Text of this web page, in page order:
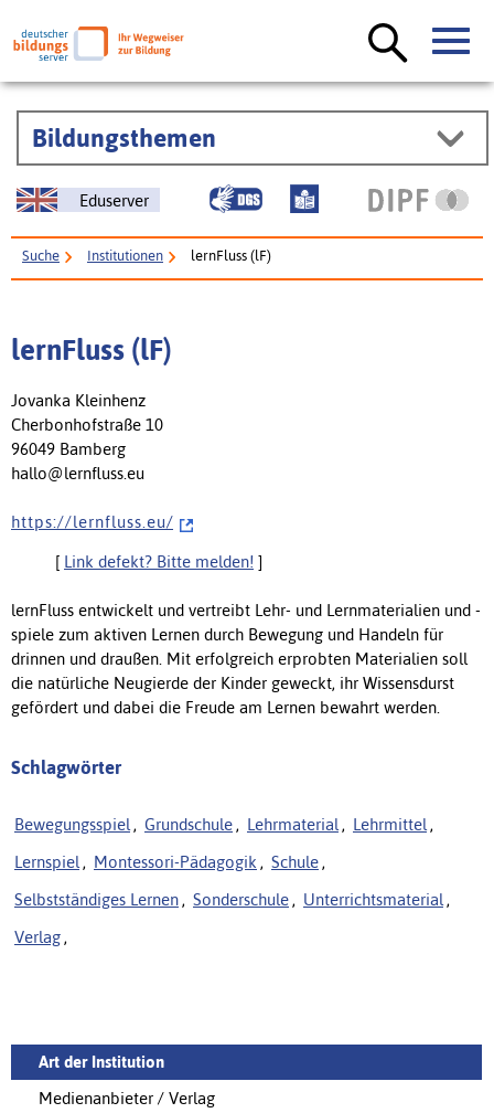
Bildungsthemen
Eduserver
Suche Institutionen lernFluss (lF)
lernFluss (lF)
Jovanka Kleinhenz
Cherbonhofstraße 10
96049 Bamberg
hallo@lernfluss.eu
h t t p s : / / l e r n f l u s s . e u /
[ Link defekt? Bitte melden! ]
lernFluss entwickelt und vertreibt Lehr- und Lernmaterialien und -
spiele zum aktiven Lernen durch Bewegung und Handeln für
drinnen und draußen. Mit erfolgreich erprobten Materialien soll
die natürliche Neugierde der Kinder geweckt, ihr Wissensdurst
gefördert und dabei die Freude am Lernen bewahrt werden.
Schlagwörter
Bewegungsspiel , Grundschule , Lehrmaterial , Lehrmittel ,
Lernspiel , Montessori-Pädagogik , Schule ,
Selbstständiges Lernen , Sonderschule , Unterrichtsmaterial ,
Verlag ,
Art der Institution
Medienanbieter / Verlag